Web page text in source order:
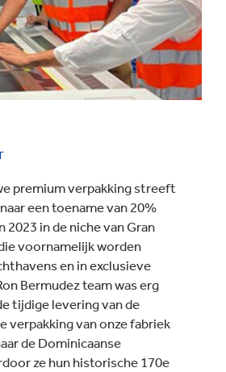
premium verpakking streeft
een toename van 20%
2023 in de niche van Gran
voornamelijk worden
en in exclusieve
Bermudez team was erg
tijdige levering van de
verpakking van onze fabriek
de Dominicaanse
ze hun historische 170e